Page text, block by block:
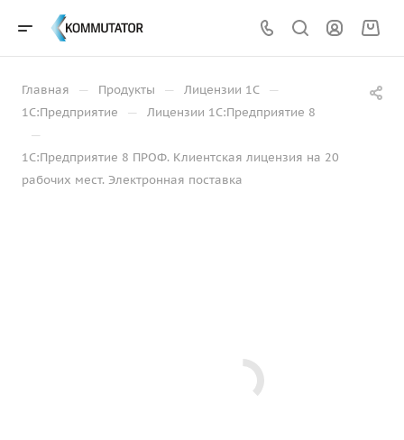
Главная — Продукты — Лицензии 1С —
1С:Предприятие — Лицензии 1С:Предприятие 8
—
1С:Предприятие 8 ПРОФ. Клиентская лицензия на 20
рабочих мест. Электронная поставка